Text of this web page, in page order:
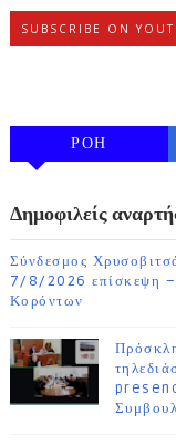
SUBSCRIBE ON
ΡΟΗ
Δημοφιλείς
Σύνδεσμος
7/8/2026 επίσκεψη –
Κορόντων